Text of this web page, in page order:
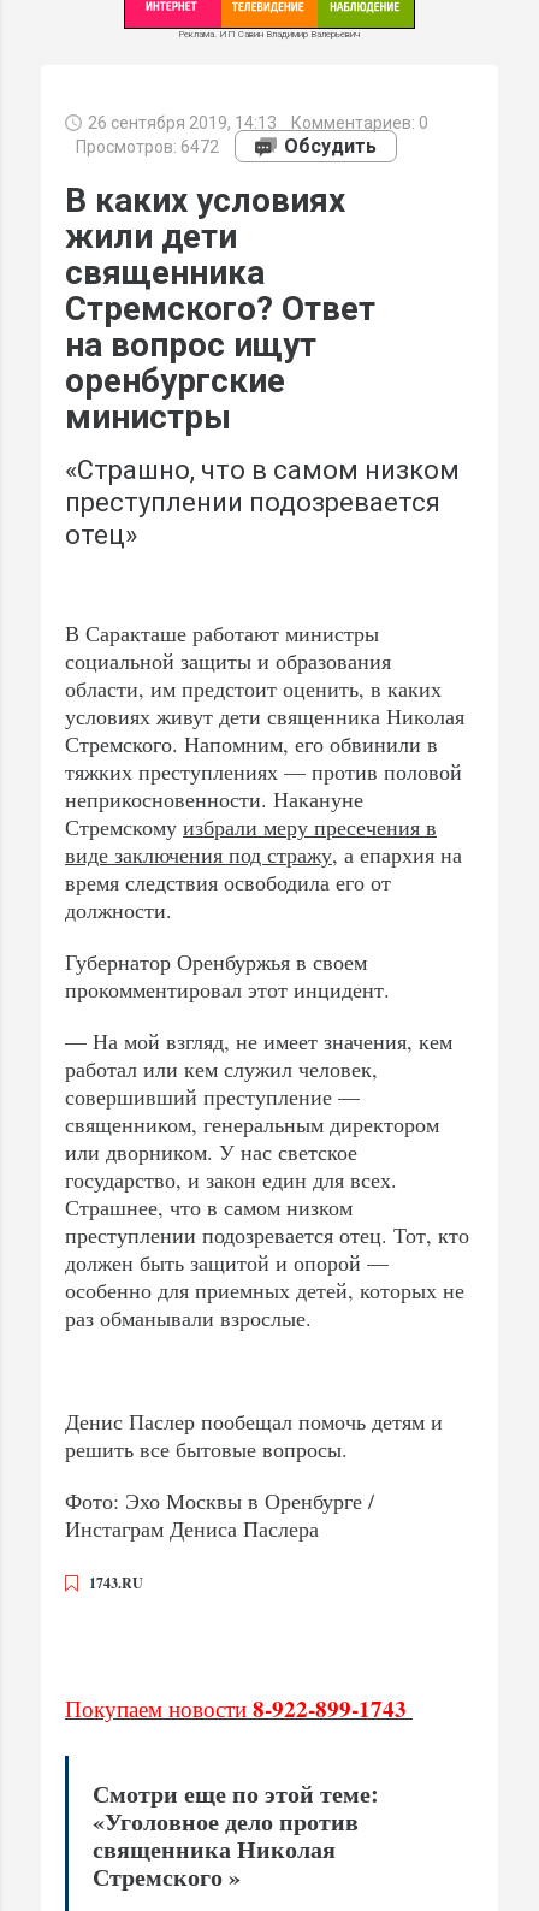
Реклама. ИП Савин Владимир Валерьевич
26 сентября 2019, 14:13 Комментариев: 0
Просмотров: 6472
Обсудить
В каких условиях
жили дети
священника
Стремского? Ответ
на вопрос ищут
оренбургские
министры
«Страшно, что в самом низком
преступлении подозревается
отец»
В Саракташе работают министры
социальной защиты и образования
области, им предстоит оценить, в каких
условиях живут дети священника Николая
Стремского. Напомним, его обвинили в
тяжких преступлениях — против половой
неприкосновенности. Накануне
Стремскому избрали меру пресечения в
виде заключения под стражу, а епархия на
время следствия освободила его от
должности.
Губернатор Оренбуржья в своем
прокомментировал этот инцидент.
— На мой взгляд, не имеет значения, кем
работал или кем служил человек,
совершивший преступление —
священником, генеральным директором
или дворником. У нас светское
государство, и закон един для всех.
Страшнее, что в самом низком
преступлении подозревается отец. Тот, кто
должен быть защитой и опорой —
особенно для приемных детей, которых не
раз обманывали взрослые.
Денис Паслер пообещал помочь детям и
решить все бытовые вопросы.
Фото: Эхо Москвы в Оренбурге /
Инстаграм Дениса Паслера
1743.RU
Покупаем новости 8-922-899-1743
Смотри еще по этой теме:
«Уголовное дело против
священника Николая
Стремского »